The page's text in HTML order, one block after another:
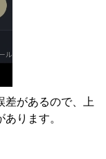
があるので、上
ります。